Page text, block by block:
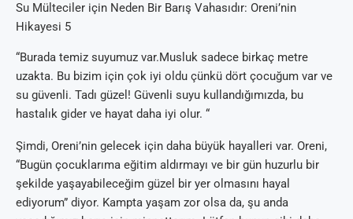
Su Mülteciler için Neden Bir Barış Vahasıdır: Oreni’nin
Hikayesi 5
“Burada temiz suyumuz var.Musluk sadece birkaç metre
uzakta. Bu bizim için çok iyi oldu çünkü dört çocuğum var ve
su güvenli. Tadı güzel! Güvenli suyu kullandığımızda, bu
hastalık gider ve hayat daha iyi olur. “
Şimdi, Oreni’nin gelecek için daha büyük hayalleri var. Oreni,
“Bugün çocuklarıma eğitim aldırmayı ve bir gün huzurlu bir
şekilde yaşayabileceğim güzel bir yer olmasını hayal
ediyorum” diyor. Kampta yaşam zor olsa da, şu anda